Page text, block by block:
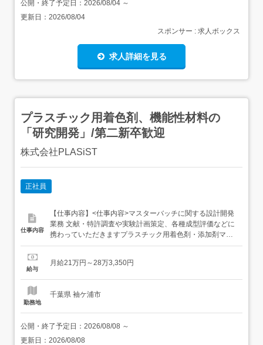
公開・終了予定日： 2026/08/04 ～
更新日： 2026/08/04
スポンサー : 求人ボックス
求人詳細を見る
プラスチック用着色剤、機能性材料の
「研究開発」/第二新卒歓迎
株式会社PLASiST
正社員
仕事内容
【仕事内容】<仕事内容>マスターバッチに関する設計開発
業務 文献・特許調査や実験計画策定、各種成型評価などに
携わっていただきますプラスチック用着色剤・添加剤マス
ターバッチ・コンパウンドの設計開発文献・特許調査実験
マを担当していただきます<雇入れ直後>上記業務<変更の
給与
月給21万円～28万3,350円
勤務地
千葉県 袖ケ浦市
公開・終了予定日： 2026/08/08 ～
更新日： 2026/08/08